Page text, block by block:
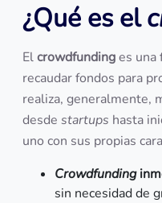
¿Qué es el
Elcrowdfundinges una
recaudar fondos para
realiza, generalmente,
desde startups hasta
uno con sus propias
Crowdfunding
sin necesidad de